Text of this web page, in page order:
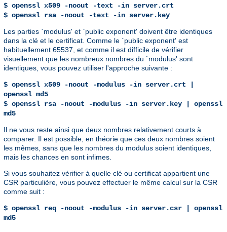
$ openssl x509 -noout -text -in server.crt
$ openssl rsa -noout -text -in server.key
Les parties `modulus' et `public exponent' doivent être identiques
dans la clé et le certificat. Comme le `public exponent' est
habituellement 65537, et comme il est difficile de vérifier
visuellement que les nombreux nombres du `modulus' sont
identiques, vous pouvez utiliser l'approche suivante :
$ openssl x509 -noout -modulus -in server.crt |
openssl md5
$ openssl rsa -noout -modulus -in server.key | openssl
md5
Il ne vous reste ainsi que deux nombres relativement courts à
comparer. Il est possible, en théorie que ces deux nombres soient
les mêmes, sans que les nombres du modulus soient identiques,
mais les chances en sont infimes.
Si vous souhaitez vérifier à quelle clé ou certificat appartient une
CSR particulière, vous pouvez effectuer le même calcul sur la CSR
comme suit :
$ openssl req -noout -modulus -in server.csr | openssl
md5